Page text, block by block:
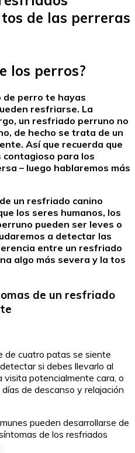
de las perreras
los perros?
de perro te hayas
resfriarse. La
un resfriado perruno no
de hecho se trata de un
Así que recuerda que
para los
– luego hablaremos más
un resfriado canino
los seres humanos, los
pueden ser leves o
a detectar las
entre un resfriado
algo más severa y la tos
de un resfriado
de cuatro patas se siente
si debes llevarlo al
visita potencialmente cara, o
de descanso y relajación
pueden desarrollarse de
de los resfriados